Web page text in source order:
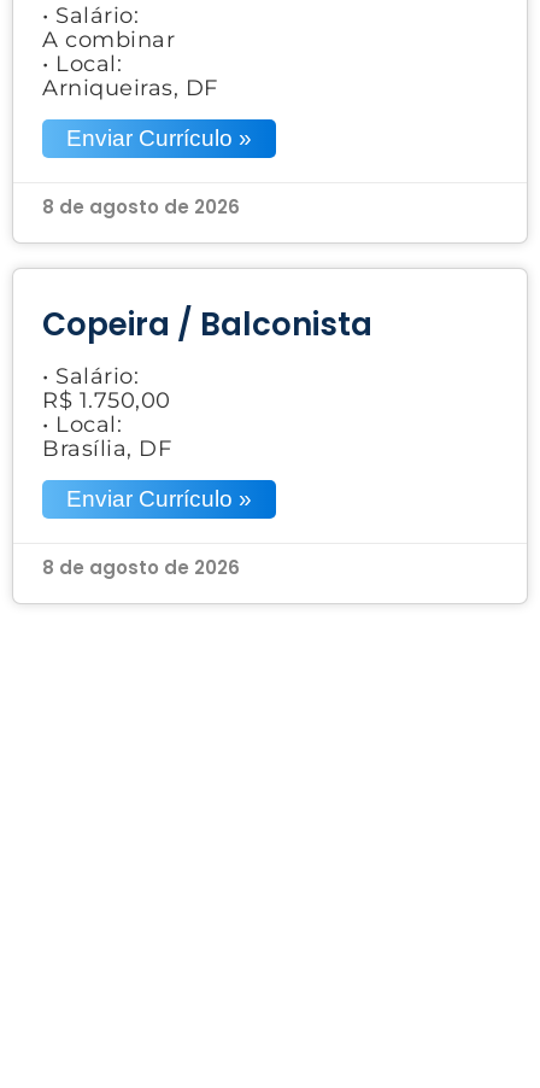
• Salário:
A combinar
• Local:
Arniqueiras, DF
Enviar Currículo »
8 de agosto de 2026
Copeira / Balconista
• Salário:
R$ 1.750,00
• Local:
Brasília, DF
Enviar Currículo »
8 de agosto de 2026